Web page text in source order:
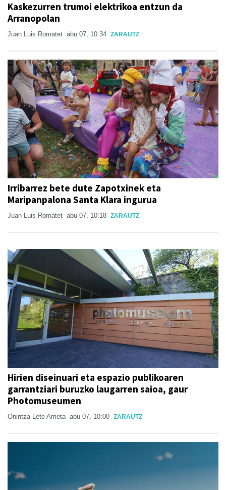
Kaskezurren trumoi elektrikoa entzun da
Arranopolan
Juan Luis Romatet abu 07, 10:34 ZARAUTZ
Irribarrez bete dute Zapotxinek eta
Maripanpalona Santa Klara ingurua
Juan Luis Romatet abu 07, 10:18 ZARAUTZ
Hirien diseinuari eta espazio publikoaren
garrantziari buruzko laugarren saioa, gaur
Photomuseumen
Onintza Lete Arrieta abu 07, 10:00 ZARAUTZ